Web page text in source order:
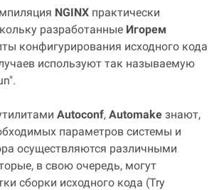
NGINX практически
разработанные Игорем
конфигурирования исходного кода
используют так называемую
Autoconf, Automake знают,
параметров системы и
осуществляются различными
в свою очередь, могут
сборки исходного кода (Try